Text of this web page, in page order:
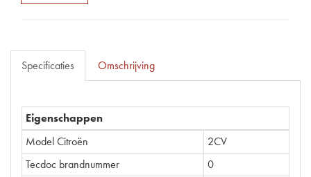
Specificaties Omschrijving
Eigenschappen
Model Citroën
2CV
Tecdoc brandnummer
0